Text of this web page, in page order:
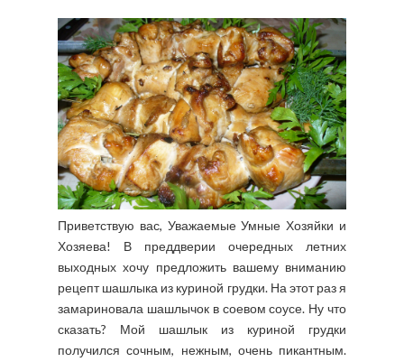
Приветствую вас, Уважаемые Умные Хозяйки и
Хозяева! В преддверии очередных летних
выходных хочу предложить вашему вниманию
рецепт шашлыка из куриной грудки. На этот раз я
замариновала шашлычок в соевом соусе. Ну что
сказать? Мой шашлык из куриной грудки
получился сочным, нежным, очень пикантным.